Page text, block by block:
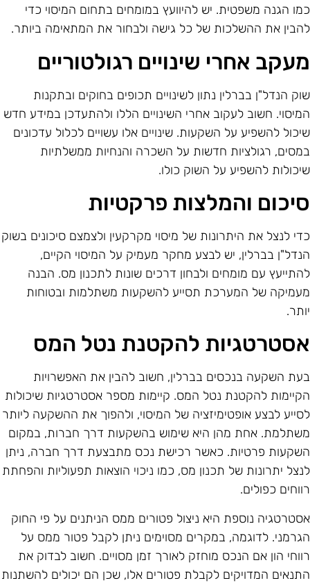
הגנה משפטית. יש להיוועץ במומחים בתחום המיסוי כדי
את ההשלכות של כל גישה ולבחור את המתאימה ביותר.
אחרי שינויים רגולטוריים
הנדל"ן בברלין נתון לשינויים תכופים בחוקים ובתקנות
חשוב לעקוב אחרי השינויים הללו ולהתעדכן במידע חדש
להשפיע על השקעות. שינויים אלו עשויים לכלול עדכונים
רגולציות חדשות על השכרה והנחיות ממשלתיות
להשפיע על השוק כולו.
והמלצות פרקטיות
לנצל את היתרונות של מיסוי מקרקעין ולצמצם סיכונים בשוק
בברלין, יש לבצע מחקר מעמיק על המיסוי הקיים,
עם מומחים ולבחון דרכים שונות לתכנון מס. הבנה
של המערכת תסייע להשקעות משתלמות ובטוחות
להקטנת נטל המס
השקעה בנכסים בברלין, חשוב להבין את האפשרויות
להקטנת נטל המס. קיימות מספר אסטרטגיות שיכולות
לבצע אופטימיזציה של המיסוי, ולהפוך את ההשקעה ליותר
אחת מהן היא שימוש בהשקעות דרך חברות, במקום
פרטיות. כאשר רכישת נכס מתבצעת דרך חברה, ניתן
יתרונות של תכנון מס, כמו ניכוי הוצאות תפעוליות והפחתת
כפולים.
נוספת היא ניצול פטורים ממס הניתנים על פי החוק
לדוגמה, במקרים מסוימים ניתן לקבל פטור ממס על
הון אם הנכס מוחזק לאורך זמן מסויים. חשוב לבדוק את
המדויקים לקבלת פטורים אלו, שכן הם יכולים להשתנות